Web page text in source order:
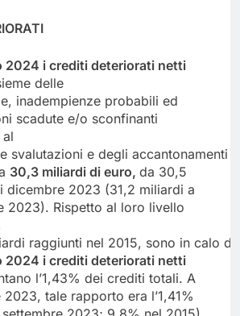
2024 i crediti deteriorati netti
delle
inadempienze probabili ed
scadute e/o sconfinanti
svalutazioni e degli accantonamenti
30,3 miliardi di euro, da 30,5
dicembre 2023 (31,2 miliardi a
2023). Rispetto al loro livello
raggiunti nel 2015, sono in calo di
2024 i crediti deteriorati netti
l’1,43% dei crediti totali. A
tale rapporto era l’1,41%